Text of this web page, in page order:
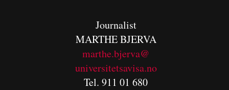
Journalist
MARTHE BJERVA
marthe.bjerva@
universitetsavisa.no
Tel. 911 01 680